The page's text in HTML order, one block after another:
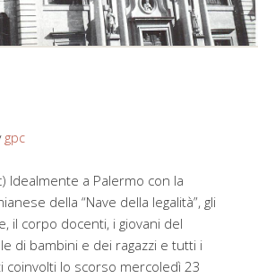
gpc
Idealmente a Palermo con la
della “Nave della legalità”, gli
il corpo docenti, i giovani del
di bambini e dei ragazzi e tutti i
coinvolti lo scorso mercoledì 23